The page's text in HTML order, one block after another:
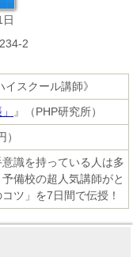
2
スクール講師》
』（PHP研究所）
識を持っている人は多
備校の超人気講師がと
ツ」を7日間で伝授！